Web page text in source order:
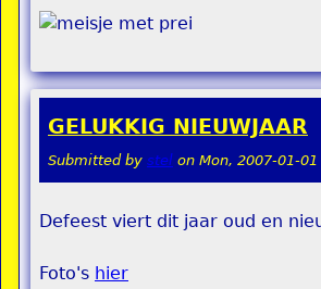
GELUKKIG NIEUWJAAR
Submitted by stel on Mon, 2007-01-
Defeest viert dit jaar oud en
Foto's hier